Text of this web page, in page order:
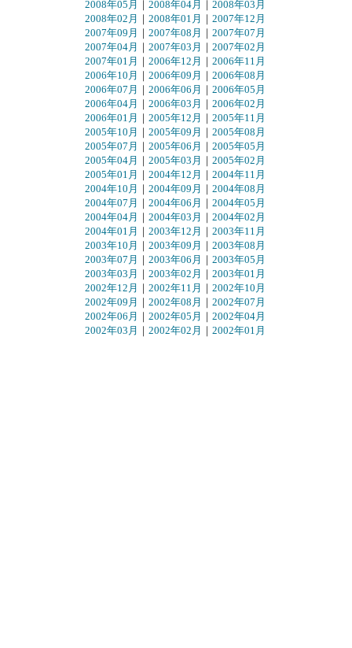
2008年05月 ｜ 2008年04月 ｜ 2008年03月
2008年02月 ｜ 2008年01月 ｜ 2007年12月
2007年09月 ｜ 2007年08月 ｜ 2007年07月
2007年04月 ｜ 2007年03月 ｜ 2007年02月
2007年01月 ｜ 2006年12月 ｜ 2006年11月
2006年10月 ｜ 2006年09月 ｜ 2006年08月
2006年07月 ｜ 2006年06月 ｜ 2006年05月
2006年04月 ｜ 2006年03月 ｜ 2006年02月
2006年01月 ｜ 2005年12月 ｜ 2005年11月
2005年10月 ｜ 2005年09月 ｜ 2005年08月
2005年07月 ｜ 2005年06月 ｜ 2005年05月
2005年04月 ｜ 2005年03月 ｜ 2005年02月
2005年01月 ｜ 2004年12月 ｜ 2004年11月
2004年10月 ｜ 2004年09月 ｜ 2004年08月
2004年07月 ｜ 2004年06月 ｜ 2004年05月
2004年04月 ｜ 2004年03月 ｜ 2004年02月
2004年01月 ｜ 2003年12月 ｜ 2003年11月
2003年10月 ｜ 2003年09月 ｜ 2003年08月
2003年07月 ｜ 2003年06月 ｜ 2003年05月
2003年03月 ｜ 2003年02月 ｜ 2003年01月
2002年12月 ｜ 2002年11月 ｜ 2002年10月
2002年09月 ｜ 2002年08月 ｜ 2002年07月
2002年06月 ｜ 2002年05月 ｜ 2002年04月
2002年03月 ｜ 2002年02月 ｜ 2002年01月